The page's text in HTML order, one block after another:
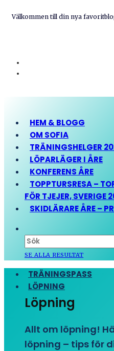
Välkommen till din nya
HEM & BLOGG
OM SOFIA
TRÄNINGSHELGER
LÖPARLÄGER I ÅRE
KONFERENS ÅRE
TOPPTURSRESA –
FÖR TJEJER, SVERIGE
SKIDLÄRARE ÅRE –
SE ALLA RESULTAT
TRÄNINGSPASS
LÖPNING
Löpning
Allt om löpning!
löpning – tips för